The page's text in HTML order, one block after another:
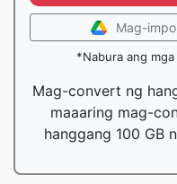
Mag-
*Nabura ang
Mag-convert ng
maaaring mag-
hanggang 100 GB